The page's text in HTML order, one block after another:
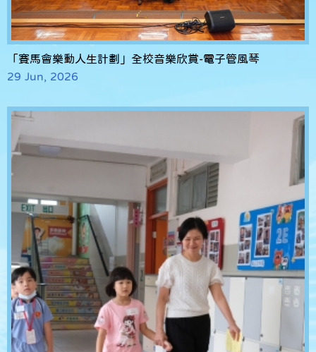
「賽馬會樂動人生計劃」全校音樂欣賞-電子管風琴
29 Jun, 2026